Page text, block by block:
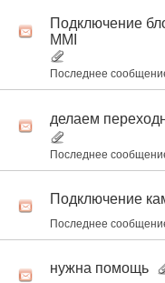
Подключение
MMI
Последнее
делаем
Последнее
Подключение
Последнее
нужна помощь